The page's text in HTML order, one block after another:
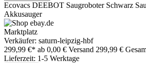
Ecovacs DEEBOT Saugroboter Schwarz
Akkusauger
Marktplatz
Verkäufer: saturn-leipzig-hbf
299,99 €* ab 0,00 € Versand 299,99 €
Lieferzeit: 1-5 Werktage